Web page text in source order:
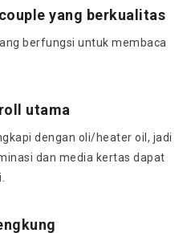
yang berkualitas
berfungsi untuk membaca
utama
dengan oli/heater oil, jadi
dan media kertas dapat